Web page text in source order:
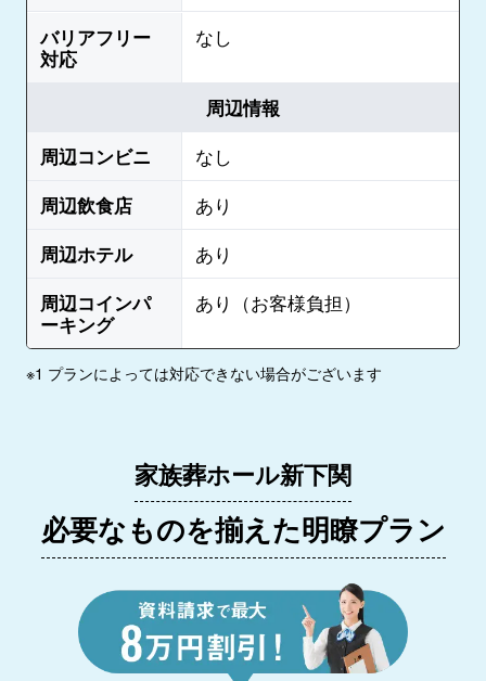
バリアフリー
対応
なし
周辺情報
周辺コンビニ
なし
周辺飲食店
あり
周辺ホテル
あり
周辺コインパ
ーキング
あり（お客様負担）
※1 プランによっては対応できない場合がございます
家族葬ホール新下関
必要なものを揃えた明瞭プラン